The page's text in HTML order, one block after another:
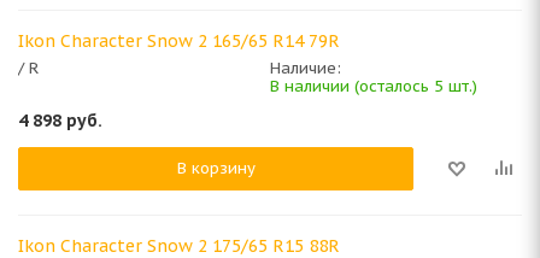
Ikon Character Snow 2 165/65 R14 79R
/ R
Наличие:
В наличии (осталось 5 шт.)
4 898 руб.
В корзину
Ikon Character Snow 2 175/65 R15 88R